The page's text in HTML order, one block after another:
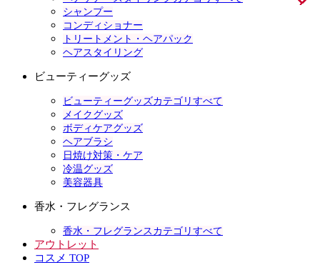
シャンプー
コンディショナー
トリートメント・ヘアパック
ヘアスタイリング
ビューティーグッズ
ビューティーグッズカテゴリすべて
メイクグッズ
ボディケアグッズ
ヘアブラシ
日焼け対策・ケア
冷温グッズ
美容器具
香水・フレグランス
香水・フレグランスカテゴリすべて
アウトレット
コスメ TOP